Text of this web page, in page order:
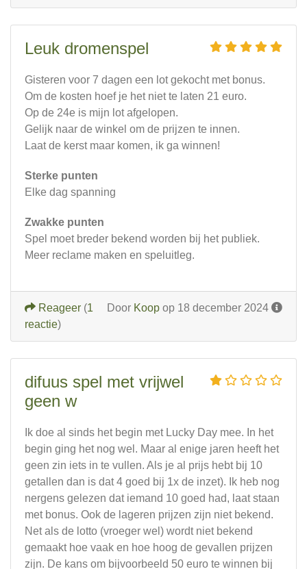
Leuk dromenspel
Gisteren voor 7 dagen een lot gekocht met bonus.
Om de kosten hoef je het niet te laten 21 euro.
Op de 24e is mijn lot afgelopen.
Gelijk naar de winkel om de prijzen te innen.
Laat de kerst maar komen, ik ga winnen!
Sterke punten
Elke dag spanning
Zwakke punten
Spel moet breder bekend worden bij het publiek.
Meer reclame maken en speluitleg.
Door Koop op 18 december 2024
Reageer (1
reactie)
difuus spel met vrijwel
geen w
Ik doe al sinds het begin met Lucky Day mee. In het
begin ging het nog wel. Maar al enige jaren heeft het
geen zin iets in te vullen. Als je al prijs hebt bij 10
getallen dan is dat 4 goed bij 1x de inzet). Ik heb nog
nergens gelezen dat iemand 10 goed had, laat staan
met bonus. Ook de lageren prijzen zijn niet bekend.
Net als de lotto (vroeger wel) wordt niet bekend
gemaakt hoe vaak en hoe hoog de gevallen prijzen
zijn. De kans om bijvoorbeeld 50 euro te winnen bij